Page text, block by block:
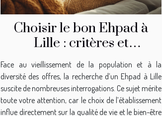
Choisir le bon Ehpad à
Lille : critères et
recommandations
Face au vieillissement de la population et à la
diversité des offres, la recherche d’un Ehpad à Lille
suscite de nombreuses interrogations. Ce sujet mérite
toute votre attention, car le choix de l’établissement
influe directement sur la qualité de vie et le bien-être